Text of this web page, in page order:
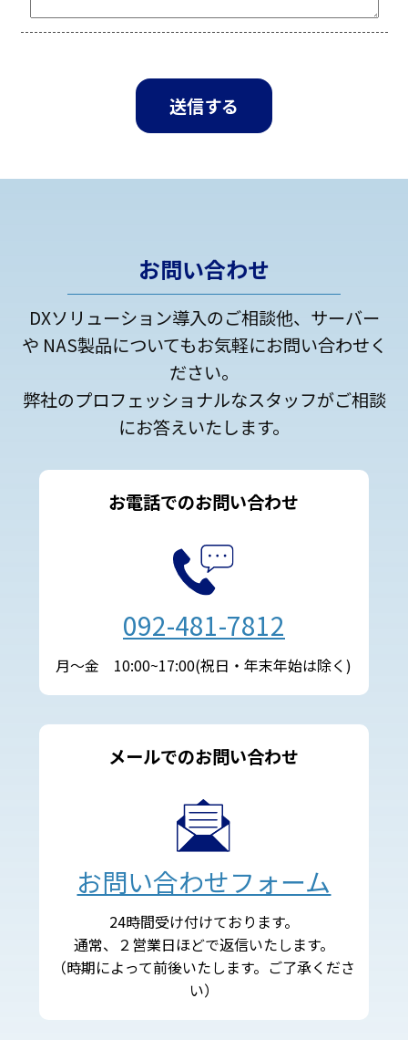
お問い合わせ
DXソリューション導入のご相談他、サーバー
や NAS製品についてもお気軽にお問い合わせく
ださい。
弊社のプロフェッショナルなスタッフがご相談
にお答えいたします。
お電話でのお問い合わせ
092-481-7812
月～金 10:00~17:00(祝日・年末年始は除く)
メールでのお問い合わせ
お問い合わせフォーム
24時間受け付けております。
通常、２営業日ほどで返信いたします。
（時期によって前後いたします。ご了承くださ
い）